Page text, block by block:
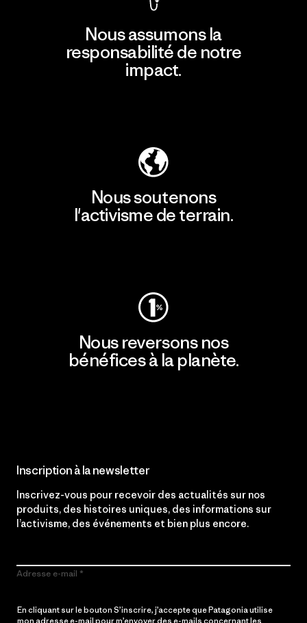
Nous assumons la
responsabilité de notre
impact.
Nous soutenons
l'activisme de terrain.
Nous reversons nos
bénéfices à la planète.
Inscription à la newsletter
Inscrivez-vous pour recevoir des actualités sur nos
produits, des histoires uniques, des informations sur
l’activisme, des événements et bien plus encore.
Adresse e-mail
En cliquant sur le bouton S’inscrire, j’accepte que Patagonia utilise
mon adresse e-mail pour m’envoyer des e-mails concernant les